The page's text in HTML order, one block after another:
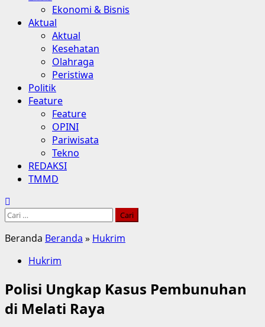
Ekonomi & Bisnis
Aktual
Aktual
Kesehatan
Olahraga
Peristiwa
Politik
Feature
Feature
OPINI
Pariwisata
Tekno
REDAKSI
TMMD
Cari
Beranda Beranda » Hukrim
Hukrim
Polisi Ungkap Kasus Pembunuhan
di Melati Raya